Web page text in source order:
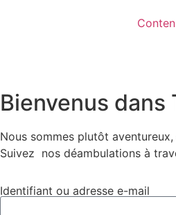
Bienvenus dans
Nous sommes plutôt
Suivez nos déambulations à
Identifiant ou adresse e-mail